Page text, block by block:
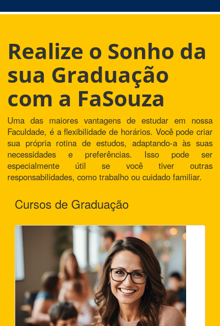
Realize o Sonho da
sua Graduação
com a FaSouza
Uma das maiores vantagens de estudar em nossa
Faculdade, é a flexibilidade de horários. Você pode criar
sua própria rotina de estudos, adaptando-a às suas
necessidades e preferências. Isso pode ser
especialmente útil se você tiver outras
responsabilidades, como trabalho ou cuidado familiar.
Cursos de Graduação